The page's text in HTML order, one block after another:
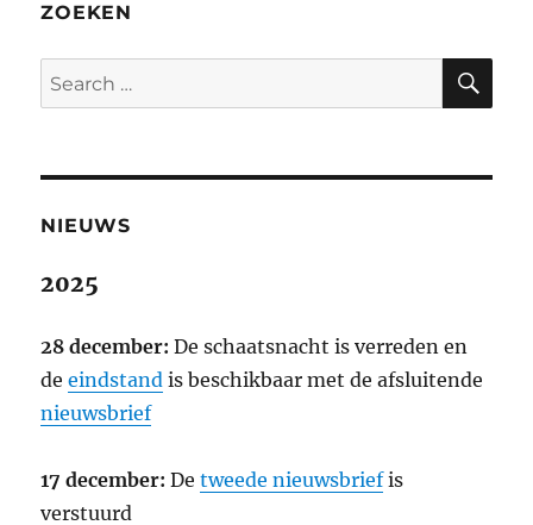
ZOEKEN
Search
for:
NIEUWS
2025
28 december: De schaatsnacht is verreden en
deeindstand is beschikbaar met de afsluitende
nieuwsbrief
17 december: Detweede nieuwsbriefis
verstuurd